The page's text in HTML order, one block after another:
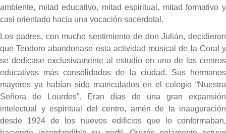
ambiente, mitad educativo, mitad espiritual, mitad formativo y
casi orientado hacia una vocación sacerdotal.
Los padres, con mucho sentimiento de don Julián, decidieron
que Teodoro abandonase esta actividad musical de la Coral y
se dedicase exclusivamente al estudio en uno de los centros
educativos más consolidados de la ciudad. Sus hermanos
mayores ya habían sido matriculados en el colegio “Nuestra
Señora de Lourdes”. Eran días de una gran expansión
intelectual y espiritual del centro, amén de la inauguración
desde 1924 de los nuevos edificios que lo conformaban,